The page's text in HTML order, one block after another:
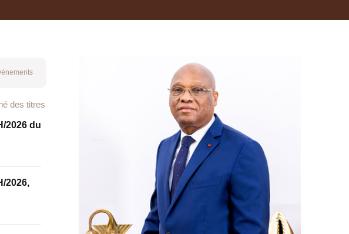
des titres
2026 du
2026,